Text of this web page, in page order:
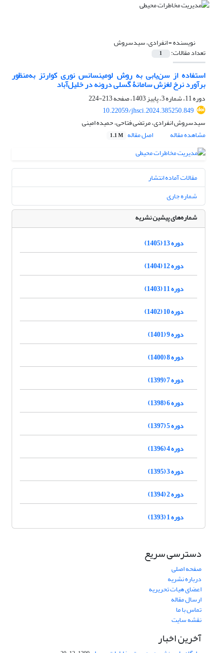
نویسنده =انفرادی، سیدسروش
تعداد مقالات: 1
استفاده از سن‌یابی به روش لومینسانس نوری کوارتز به‌منظور
برآورد نرخ لغزش سامانۀ گسلی درونه در خلیل‌آباد
دوره 11، شماره 3، پاییز 1403، صفحه
213-224
10.22059/jhsci.2024.385250.849
سیدسروش انفرادی، مرتضی فتاحی، حمیده امینی
مشاهده مقاله
اصل مقاله 1.1 M
مقالات آماده انتشار
شماره جاری
شماره‌های پیشین نشریه
دوره 13 (1405)
دوره 12 (1404)
دوره 11 (1403)
دوره 10 (1402)
دوره 9 (1401)
دوره 8 (1400)
دوره 7 (1399)
دوره 6 (1398)
دوره 5 (1397)
دوره 4 (1396)
دوره 3 (1395)
دوره 2 (1394)
دوره 1 (1393)
دسترسی سریع
صفحه اصلی
درباره نشریه
اعضای هیات تحریریه
ارسال مقاله
تماس با ما
نقشه سایت
آخرین اخبار